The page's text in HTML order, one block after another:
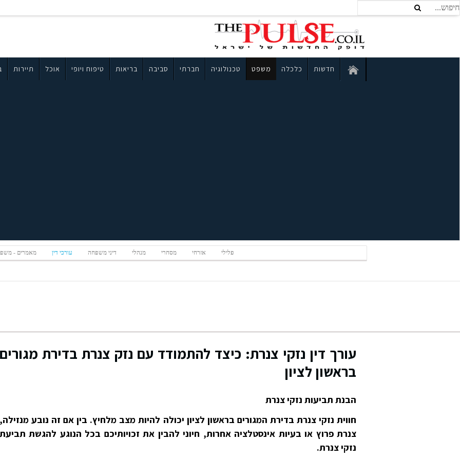
חדשות כלכלה משפט טכנולוגיה חברתי סביבה בריאות טיפוח ויופי אוכל תיירות
פלילי אזרחי מסחרי מנהלי דיני משפחה עורכי דין מאמרים -
עורך דין נזקי צנרת: כיצד להתמודד עם נזק צנרת בדירת מגורים
בראשון לציון
הבנת תביעות נזקי צנרת
חווית נזקי צנרת בדירת המגורים בראשון לציון יכולה להיות מצב מלחיץ. בין אם זה נובע מנזילה,
צנרת פרוץ או בעיות אינסטלציה אחרות, חיוני להבין את זכויותיכם בכל הנוגע להגשת תביעת
נזקי צנרת.